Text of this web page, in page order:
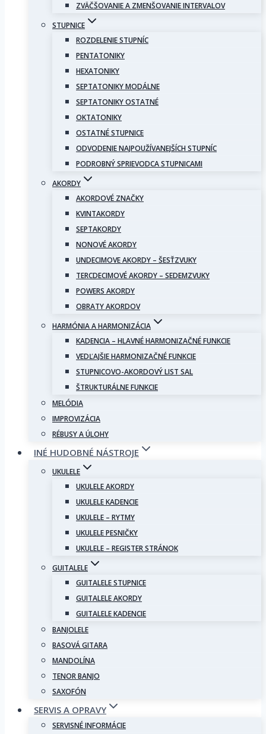
ZVÄČŠOVANIE A ZMENŠOVANIE INTERVALOV
STUPNICE
ROZDELENIE STUPNÍC
PENTATONIKY
HEXATONIKY
SEPTATONIKY MODÁLNE
SEPTATONIKY OSTATNÉ
OKTATONIKY
OSTATNÉ STUPNICE
ODVODENIE NAJPOUŽÍVANEJŠÍCH STUPNÍC
PODROBNÝ SPRIEVODCA STUPNICAMI
AKORDY
AKORDOVÉ ZNAČKY
KVINTAKORDY
SEPTAKORDY
NONOVÉ AKORDY
UNDECIMOVE AKORDY – ŠESŤZVUKY
TERCDECIMOVÉ AKORDY – SEDEMZVUKY
POWERS AKORDY
OBRATY AKORDOV
HARMÓNIA A HARMONIZÁCIA
KADENCIA – HLAVNÉ HARMONIZAČNÉ FUNKCIE
VEDĽAJŠIE HARMONIZAČNÉ FUNKCIE
STUPNICOVO-AKORDOVÝ LIST SAL
ŠTRUKTURÁLNE FUNKCIE
MELÓDIA
IMPROVIZÁCIA
RÉBUSY A ÚLOHY
INÉ HUDOBNÉ NÁSTROJE
UKULELE
UKULELE AKORDY
UKULELE KADENCIE
UKULELE – RYTMY
UKULELE PESNIČKY
UKULELE – REGISTER STRÁNOK
GUITALELE
GUITALELE STUPNICE
GUITALELE AKORDY
GUITALELE KADENCIE
BANJOLELE
BASOVÁ GITARA
MANDOLÍNA
TENOR BANJO
SAXOFÓN
SERVIS A OPRAVY
SERVISNÉ INFORMÁCIE